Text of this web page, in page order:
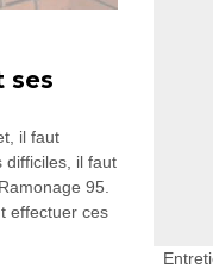
ses
il faut
difficiles, il faut
95.
effectuer ces